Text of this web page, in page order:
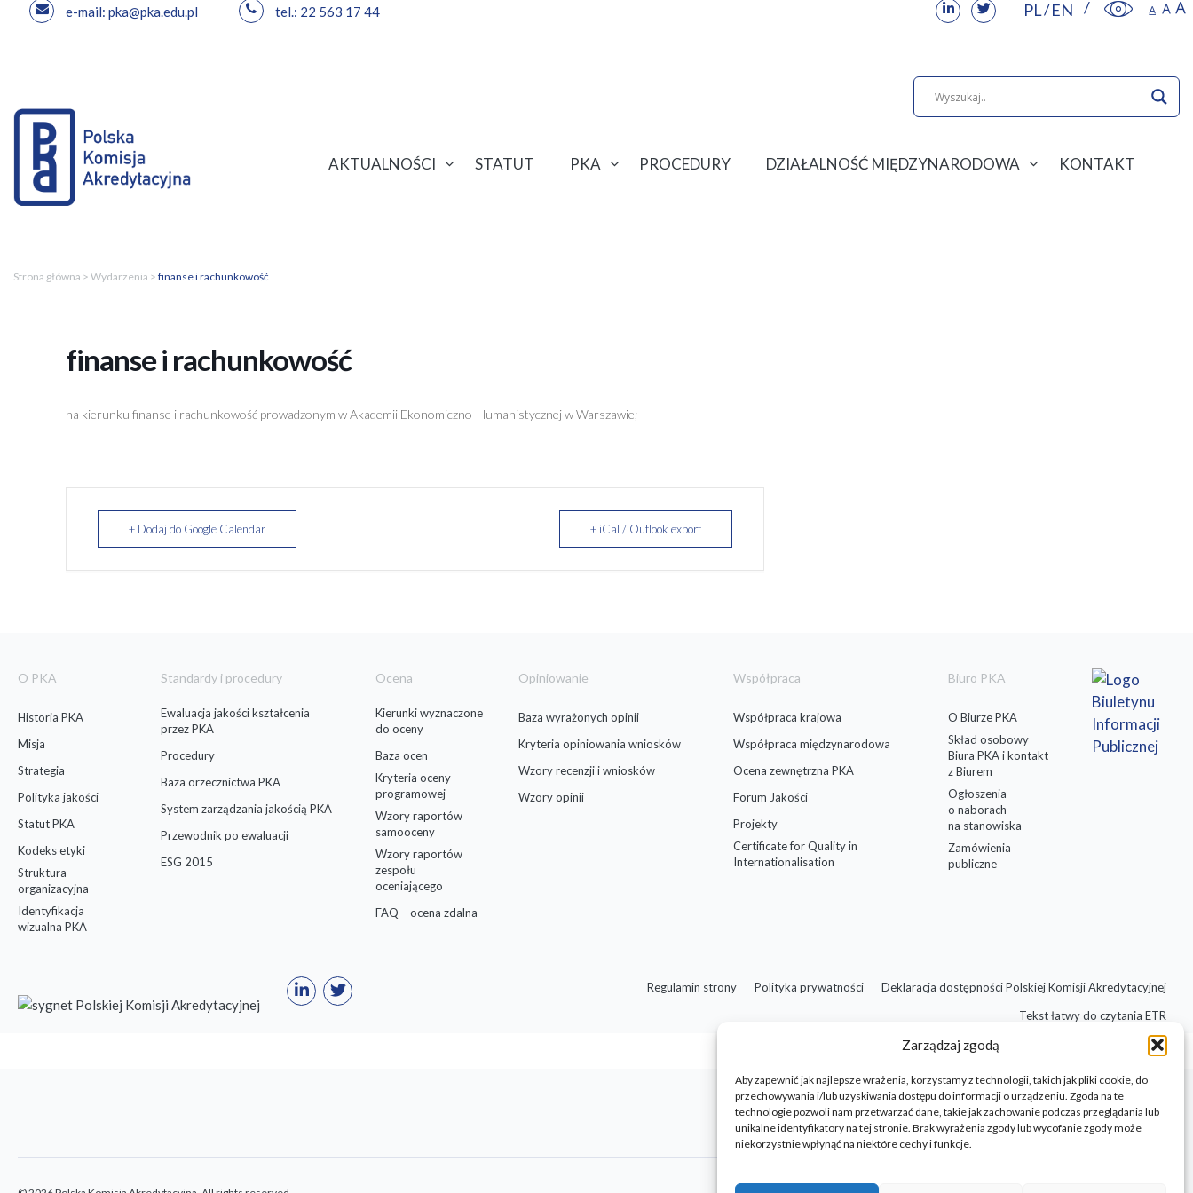
Zarządzaj zgodą
Aby zapewnić jak najlepsze wrażenia, korzystamy z technologii, takich jak pliki cookie, do
przechowywania i/lub uzyskiwania dostępu do informacji o urządzeniu. Zgoda na te
technologie pozwoli nam przetwarzać dane, takie jak zachowanie podczas przeglądania lub
unikalne identyfikatory na tej stronie. Brak wyrażenia zgody lub wycofanie zgody może
niekorzystnie wpłynąć na niektóre cechy i funkcje.
e-mail: pka@pka.edu.pl tel.: 22 563 17 44 PL EN
AKTUALNOŚCI STATUT PKA PROCEDURY DZIAŁALNOŚĆ MIĘDZYNARODOWA KONTAKT
Strona główna > Wydarzenia > finanse i rachunkowość
finanse i rachunkowość
na kierunku finanse i rachunkowość prowadzonym w Akademii Ekonomiczno-Humanistycznej w Warszawie;
+ Dodaj do Google Calendar + iCal / Outlook export
O PKA
Historia PKA
Misja
Strategia
Polityka jakości
Statut PKA
Kodeks etyki
Struktura
organizacyjna
Identyfikacja
wizualna PKA
Standardy i procedury
Ewaluacja jakości kształcenia
przez PKA
Procedury
Baza orzecznictwa PKA
System zarządzania jakością PKA
Przewodnik po ewaluacji
ESG 2015
Ocena
Kierunki wyznaczone
do oceny
Baza ocen
Kryteria oceny
programowej
Wzory raportów
samooceny
Wzory raportów
zespołu
oceniającego
FAQ – ocena zdalna
Opiniowanie
Baza wyrażonych opinii
Kryteria opiniowania wniosków
Wzory recenzji i wniosków
Wzory opinii
Współpraca
Współpraca krajowa
Współpraca międzynarodowa
Ocena zewnętrzna PKA
Forum Jakości
Projekty
Certificate for Quality in
Internationalisation
Biuro PKA
O Biurze PKA
Skład osobowy
Biura PKA i kontakt
z Biurem
Ogłoszenia
o naborach
na stanowiska
Zamówienia
publiczne
Regulamin strony Polityka prywatności
Deklaracja dostępności Polskiej Komisji Akredytacyjnej
Tekst łatwy do czytania ETR